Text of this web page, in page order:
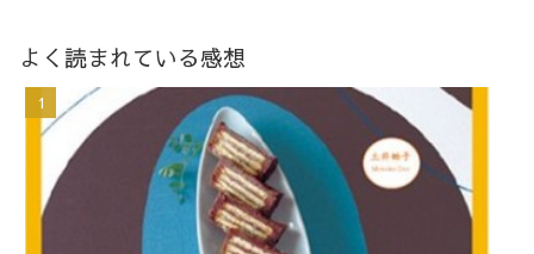
よく読まれている感想